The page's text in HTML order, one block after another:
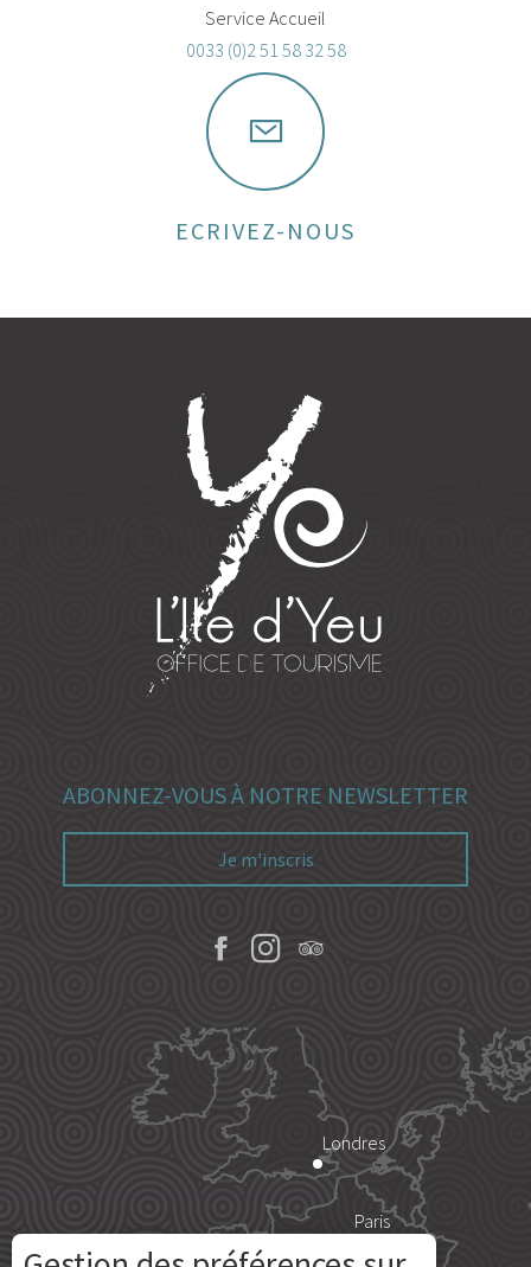
Description
Service Accueil
0033 (0)2 51 58 32 58
ECRIVEZ-NOUS
ABONNEZ-VOUS À NOTRE NEWSLETTER
Je m'inscris
Londres
Paris